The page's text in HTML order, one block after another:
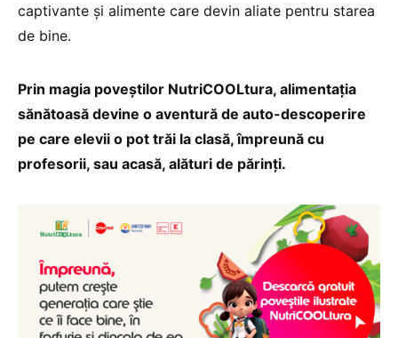
captivante și alimente care devin aliate pentru starea
de bine.
Prin magia poveștilor NutriCOOLtura, alimentația
sănătoasă devine o aventură de auto-descoperire
pe care elevii o pot trăi la clasă, împreună cu
profesorii, sau acasă, alături de părinți.